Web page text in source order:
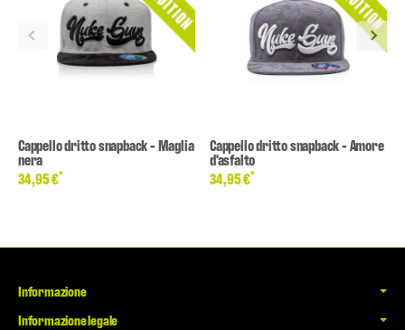
Cappello dritto snapback - Maglia
nera
34,95 €*
Cappello dritto snapback - Amore
d'asfalto
34,95 €*
Informazione
Informazione legale